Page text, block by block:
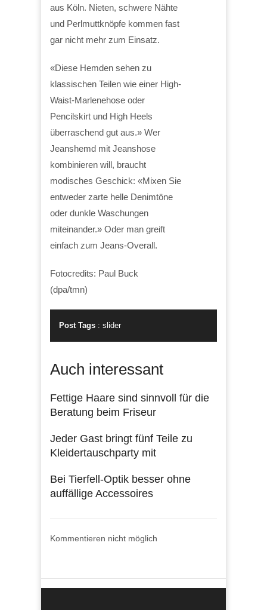
aus Köln. Nieten, schwere Nähte
und Perlmuttknöpfe kommen fast
gar nicht mehr zum Einsatz.
«Diese Hemden sehen zu
klassischen Teilen wie einer High-
Waist-Marlenehose oder
Pencilskirt und High Heels
überraschend gut aus.» Wer
Jeanshemd mit Jeanshose
kombinieren will, braucht
modisches Geschick: «Mixen Sie
entweder zarte helle Denimtöne
oder dunkle Waschungen
miteinander.» Oder man greift
einfach zum Jeans-Overall.
Fotocredits: Paul Buck
(dpa/tmn)
Post Tags : slider
Auch interessant
Fettige Haare sind sinnvoll für die
Beratung beim Friseur
Jeder Gast bringt fünf Teile zu
Kleidertauschparty mit
Bei Tierfell-Optik besser ohne
auffällige Accessoires
Kommentieren nicht möglich